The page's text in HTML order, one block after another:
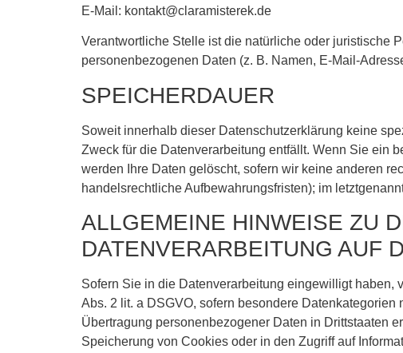
E-Mail: kontakt@claramisterek.de
Verantwortliche Stelle ist die natürliche oder juristische
personenbezogenen Daten (z. B. Namen, E-Mail-
SPEICHERDAUER
Soweit innerhalb dieser Datenschutzerklärung keine
Zweck für die Datenverarbeitung entfällt. Wenn Sie ein
werden Ihre Daten gelöscht, sofern wir keine anderen
handelsrechtliche Aufbewahrungsfristen); im
ALLGEMEINE HINWEISE ZU
DATENVERARBEITUNG AUF
Sofern Sie in die Datenverarbeitung eingewilligt haben,
Abs. 2 lit. a DSGVO, sofern besondere
Übertragung personenbezogener Daten in Drittstaaten
Speicherung von Cookies oder in den Zugriff auf